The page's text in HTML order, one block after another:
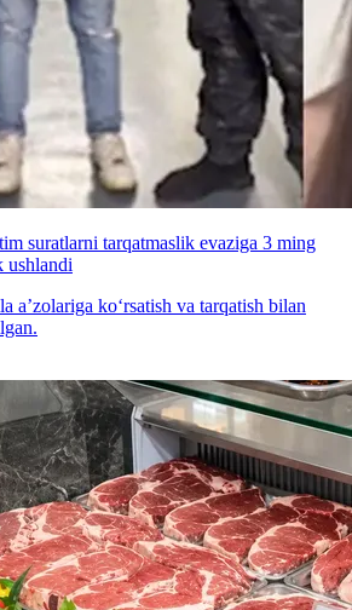
suratlarni tarqatmaslik evaziga 3 ming
ushlandi
a’zolariga ko‘rsatish va tarqatish bilan